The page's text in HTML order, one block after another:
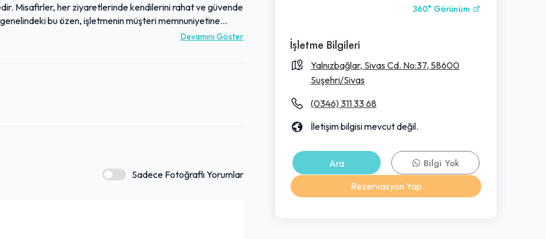
Misafirler, her ziyaretlerinde kendilerini rahat ve güvende
bu özen, işletmenin müşteri memnuniyetine
Böylece, ziyaretçilere her zaman güvenilir ve keyifli
Devamını Göster
Sadece Fotoğraflı Yorumlar
360° Görünüm
İşletme Bilgileri
Yalnızbağlar, Sivas Cd. No:37, 58600
Suşehri/Sivas
(0346) 311 33 68
İletişim bilgisi mevcut değil.
Ara
Bilgi Yok
Rezervasyon Yap